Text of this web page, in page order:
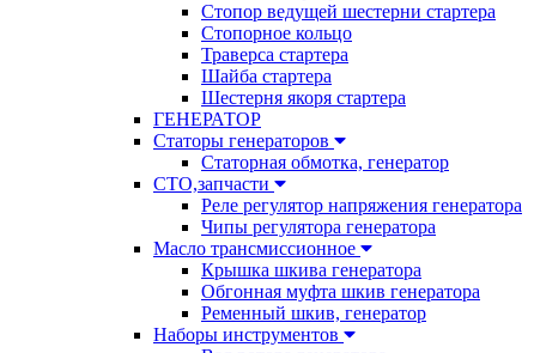
Стопор ведущей шестерни стартера
Стопорное кольцо
Траверса стартера
Шайба стартера
Шестерня якоря стартера
ГЕНЕРАТОР
Статоры генераторов
Статорная обмотка, генератор
СТО,запчасти
Реле регулятор напряжения генератора
Чипы регулятора генератора
Масло трансмиссионное
Крышка шкива генератора
Обгонная муфта шкив генератора
Ременный шкив, генератор
Наборы инструментов